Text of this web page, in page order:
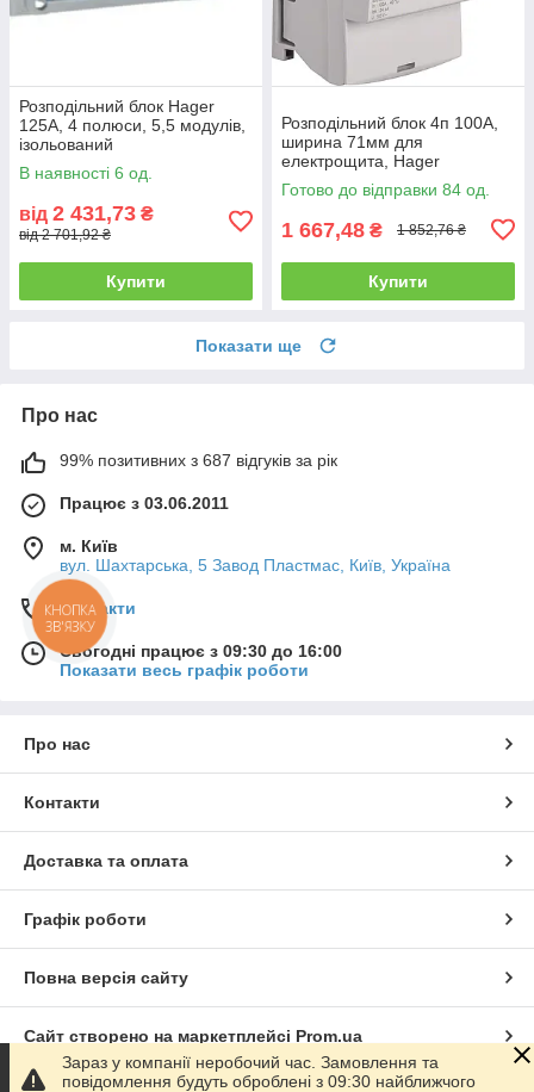
Розподільний блок Hager
125A, 4 полюси, 5,5 модулів,
ізольований
В наявності 6 од.
від 2 431,73 ₴
від 2 701,92 ₴
Купити
Розподільний блок 4п 100A,
ширина 71мм для
електрощита, Hager
Готово до відправки 84 од.
1 667,48 ₴ 1 852,76 ₴
Купити
Показати ще
Про нас
99% позитивних з 687 відгуків за рік
Працює з 03.06.2011
м. Київ
вул. Шахтарська, 5 Завод Пластмас, Київ, Україна
Контакти
Сьогодні працює з 09:30 до 16:00
Показати весь графік роботи
Про нас
Контакти
Доставка та оплата
Графік роботи
Повна версія сайту
Сайт створено на маркетплейсі Prom.ua
Зараз у компанії неробочий час. Замовлення та
повідомлення будуть оброблені з 09:30 найближчого
КНОПКА
ЗВ'ЯЗКУ